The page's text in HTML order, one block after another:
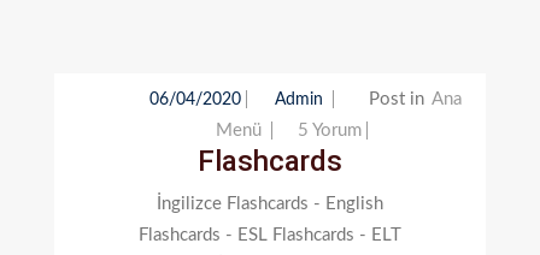
06/04/2020 Admin Post in Ana
Menü
Flashcards
Için
5 Yorum
Flashcards
İngilizce Flashcards - English
Flashcards - ESL Flashcards - ELT